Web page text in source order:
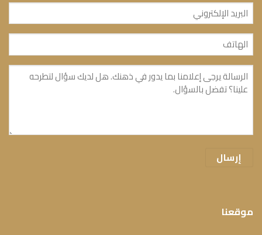
البريد
الإلكتروني
(مطلوب)
الهاتف
(مطلوب)
الرسالة
(مطلوب)
موقعنا